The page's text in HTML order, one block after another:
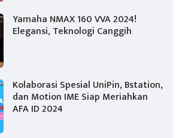
Yamaha NMAX 160 VVA 2024!
Elegansi, Teknologi Canggih
Kolaborasi Spesial UniPin, Bstation,
dan Motion IME Siap Meriahkan
AFA ID 2024